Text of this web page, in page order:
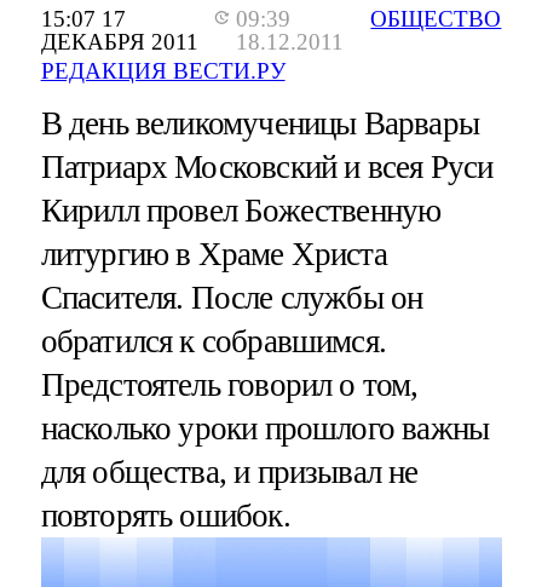
15:07 17
ДЕКАБРЯ 2011
09:39
18.12.2011
РЕДАКЦИЯ ВЕСТИ.РУ
ОБЩЕСТВО
В день великомученицы Варвары
Патриарх Московский и всея Руси
Кирилл провел Божественную
литургию в Храме Христа
Спасителя. После службы он
обратился к собравшимся.
Предстоятель говорил о том,
насколько уроки прошлого важны
для общества, и призывал не
повторять ошибок.